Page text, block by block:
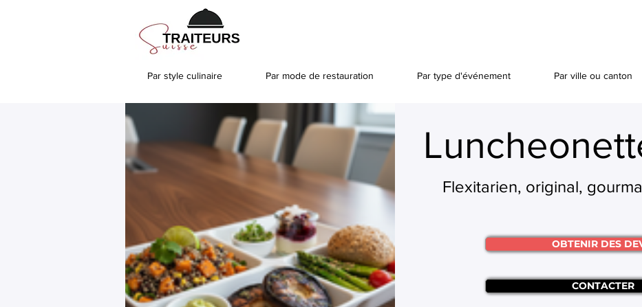
Par style culinaire Par mode de restauration Par type d'événement Par ville ou canton
Flexitarien, original,
OBTENIR DES
CONTACTER